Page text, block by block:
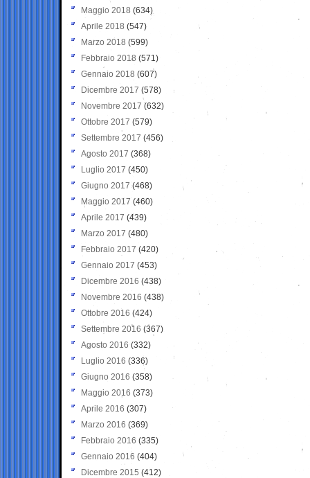
Maggio 2018 (634)
Aprile 2018 (547)
Marzo 2018 (599)
Febbraio 2018 (571)
Gennaio 2018 (607)
Dicembre 2017 (578)
Novembre 2017 (632)
Ottobre 2017 (579)
Settembre 2017 (456)
Agosto 2017 (368)
Luglio 2017 (450)
Giugno 2017 (468)
Maggio 2017 (460)
Aprile 2017 (439)
Marzo 2017 (480)
Febbraio 2017 (420)
Gennaio 2017 (453)
Dicembre 2016 (438)
Novembre 2016 (438)
Ottobre 2016 (424)
Settembre 2016 (367)
Agosto 2016 (332)
Luglio 2016 (336)
Giugno 2016 (358)
Maggio 2016 (373)
Aprile 2016 (307)
Marzo 2016 (369)
Febbraio 2016 (335)
Gennaio 2016 (404)
Dicembre 2015 (412)